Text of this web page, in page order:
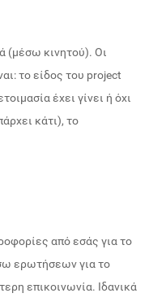
(μέσω κινητού). Οι
το είδος του project
έχει γίνει ή όχι
κάτι), το
από εσάς για το
ερωτήσεων για το
επικοινωνία. Ιδανικά